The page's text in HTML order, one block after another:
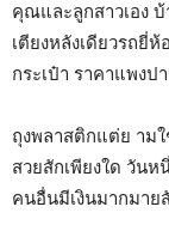
คุณและลูกสาวเอง
เตียงหลังเดียวรถยี่
กระเป๋า ราคาแพง
ถุงพลาสติกแต่ย าม
สวยสักเพียงใด วัน
คนอื่นมีเงินมากมาย